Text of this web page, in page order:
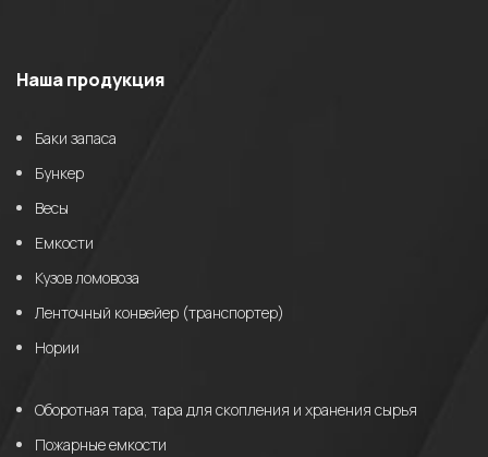
Наша продукция
Баки запаса
Бункер
Весы
Емкости
Кузов ломовоза
Ленточный конвейер (транспортер)
Нории
Оборотная тара, тара для скопления и хранения сырья
Пожарные емкости